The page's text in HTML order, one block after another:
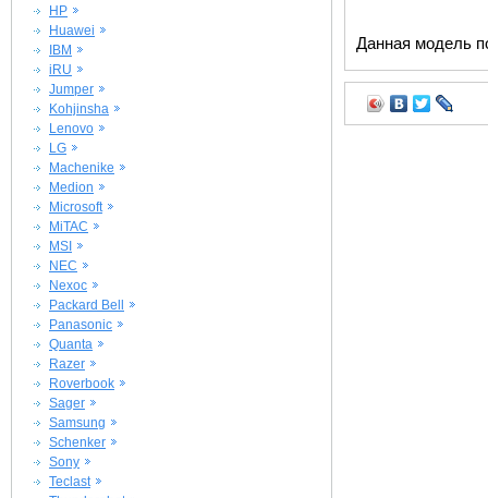
HP
Huawei
IBM
iRU
Jumper
Kohjinsha
Lenovo
LG
Machenike
Medion
Microsoft
MiTAC
MSI
NEC
Nexoc
Packard Bell
Panasonic
Quanta
Razer
Roverbook
Sager
Samsung
Schenker
Sony
Teclast
Данная модель